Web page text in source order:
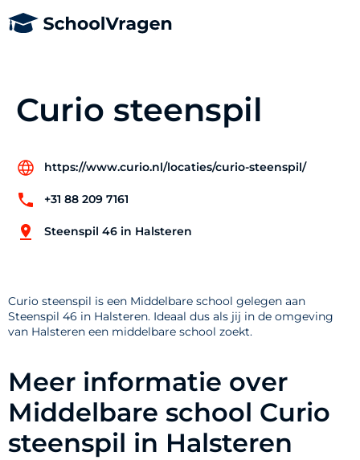
Curio steenspil
https://www.curio.nl/locaties/curio-steenspil/
+31 88 209 7161
Steenspil 46 in Halsteren
Curio steenspil is een Middelbare school gelegen aan
Steenspil 46 in Halsteren. Ideaal dus als jij in de omgeving
van Halsteren een middelbare school zoekt.
Meer informatie over
Middelbare school Curio
steenspil in Halsteren